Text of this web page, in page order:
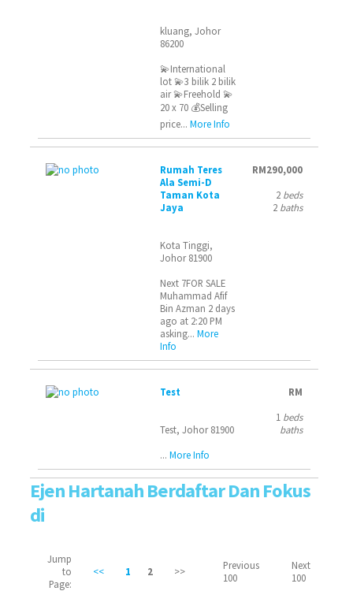
kluang, Johor
86200
💫International
lot 💫3 bilik 2 bilik
air 💫Freehold 💫
20 x 70 💰Selling
price...More Info
Rumah Teres
Ala Semi-D
Taman Kota
Jaya
Kota Tinggi,
Johor 81900
Next 7FOR SALE
Muhammad Afif
Bin Azman 2 days
ago at 2:20 PM
asking...More
Info
RM290,000
2 beds
2 baths
Test
Test, Johor 81900
...More Info
RM
1 beds
baths
Ejen Hartanah Berdaftar Dan Fokus
di
Jump
to
Page:
<< 1 2 >>
Previous
100
Next
100